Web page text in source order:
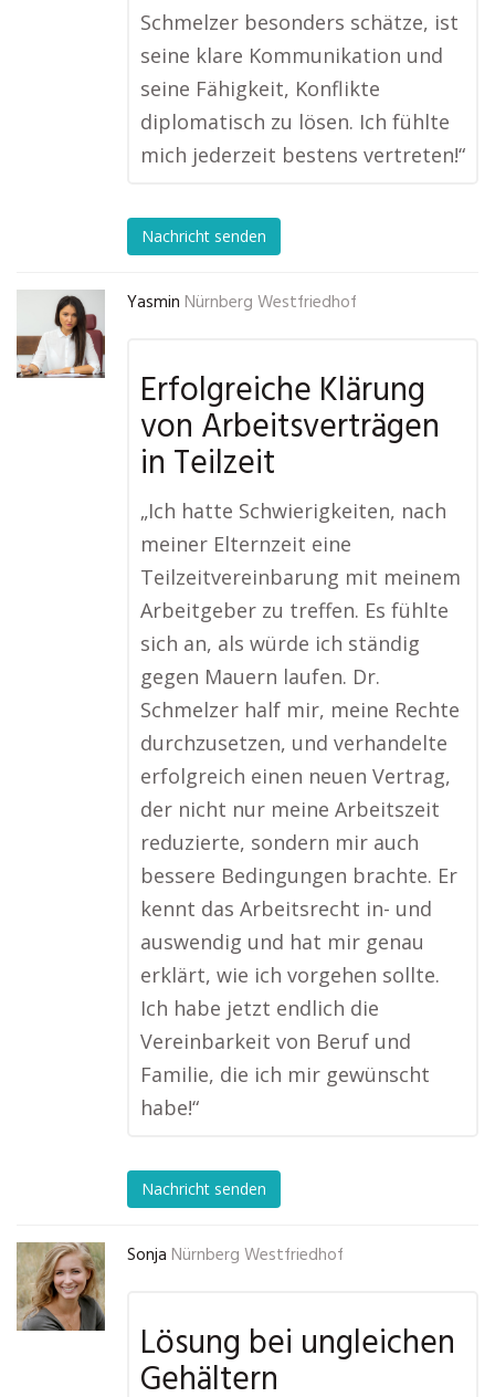
Schmelzer besonders schätze, ist
seine klare Kommunikation und
seine Fähigkeit, Konflikte
diplomatisch zu lösen. Ich fühlte
mich jederzeit bestens vertreten!“
Nachricht senden
Yasmin Nürnberg Westfriedhof
Erfolgreiche Klärung
von Arbeitsverträgen
in Teilzeit
„Ich hatte Schwierigkeiten, nach
meiner Elternzeit eine
Teilzeitvereinbarung mit meinem
Arbeitgeber zu treffen. Es fühlte
sich an, als würde ich ständig
gegen Mauern laufen. Dr.
Schmelzer half mir, meine Rechte
durchzusetzen, und verhandelte
erfolgreich einen neuen Vertrag,
der nicht nur meine Arbeitszeit
reduzierte, sondern mir auch
bessere Bedingungen brachte. Er
kennt das Arbeitsrecht in- und
auswendig und hat mir genau
erklärt, wie ich vorgehen sollte.
Ich habe jetzt endlich die
Vereinbarkeit von Beruf und
Familie, die ich mir gewünscht
habe!“
Nachricht senden
Sonja Nürnberg Westfriedhof
Lösung bei ungleichen
Gehältern